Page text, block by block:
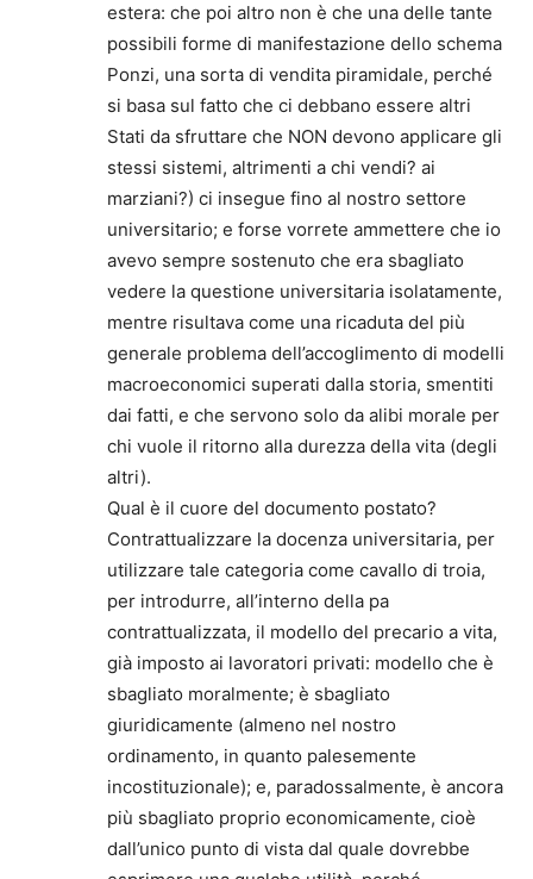
estera: che poi altro non è che una delle tante
possibili forme di manifestazione dello schema
Ponzi, una sorta di vendita piramidale, perché
si basa sul fatto che ci debbano essere altri
Stati da sfruttare che NON devono applicare gli
stessi sistemi, altrimenti a chi vendi? ai
marziani?) ci insegue fino al nostro settore
universitario; e forse vorrete ammettere che io
avevo sempre sostenuto che era sbagliato
vedere la questione universitaria isolatamente,
mentre risultava come una ricaduta del più
generale problema dell’accoglimento di modelli
macroeconomici superati dalla storia, smentiti
dai fatti, e che servono solo da alibi morale per
chi vuole il ritorno alla durezza della vita (degli
altri).
Qual è il cuore del documento postato?
Contrattualizzare la docenza universitaria, per
utilizzare tale categoria come cavallo di troia,
per introdurre, all’interno della pa
contrattualizzata, il modello del precario a vita,
già imposto ai lavoratori privati: modello che è
sbagliato moralmente; è sbagliato
giuridicamente (almeno nel nostro
ordinamento, in quanto palesemente
incostituzionale); e, paradossalmente, è ancora
più sbagliato proprio economicamente, cioè
dall’unico punto di vista dal quale dovrebbe